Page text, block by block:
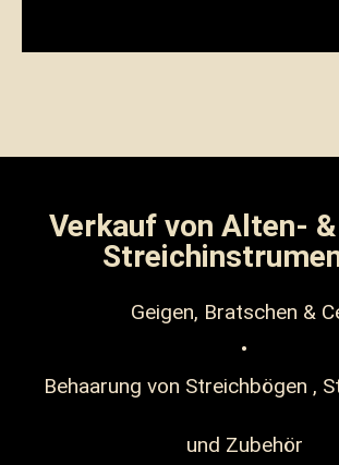
Verkauf von Alten-
Geigen, Bratschen &
•
Behaarung von Streichbögen ,
und Zubehör